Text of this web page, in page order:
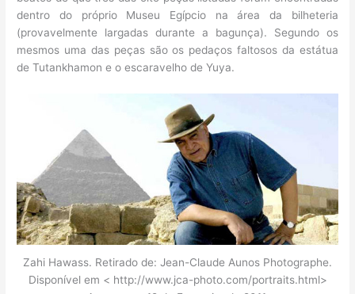
dentro do próprio Museu Egípcio na área da bilheteria
(provavelmente largadas durante a bagunça). Segundo os
mesmos uma das peças são os pedaços faltosos da estátua
de Tutankhamon e o escaravelho de Yuya.
Zahi Hawass. Retirado de: Jean-Claude Aunos Photographe.
Disponível em < http://www.jca-photo.com/portraits.html>